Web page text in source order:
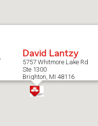
David Lantzy
5757 Whitmore Lake Rd
Ste 1300
Brighton, MI 48116